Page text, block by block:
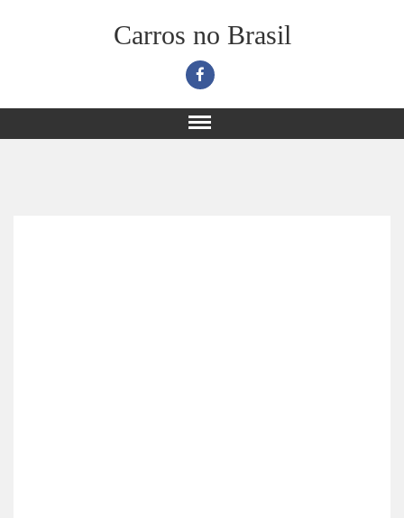
Carros no Brasil